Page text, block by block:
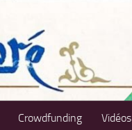
Crowdfunding Vidéos